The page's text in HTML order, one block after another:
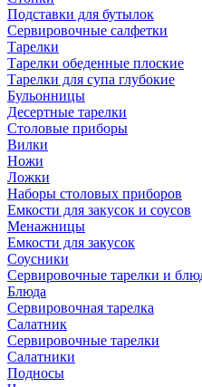
Подставки для бутылок
Сервировочные салфетки
Тарелки
Тарелки обеденные плоские
Тарелки для супа глубокие
Бульонницы
Десертные тарелки
Столовые приборы
Вилки
Ножи
Ложки
Наборы столовых приборов
Емкости для закусок и соусов
Менажницы
Емкости для закусок
Соусники
Сервировочные тарелки и
Блюда
Сервировочная тарелка
Салатник
Сервировочные тарелки
Салатники
Подносы